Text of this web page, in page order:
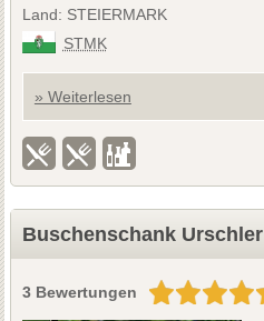
Land: STEIERMARK
STMK
» Weiterlesen
Buschenschank Urschler
3 Bewertungen